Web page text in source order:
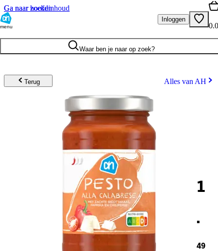
Ga naar hoofdinhoud
Ga naar zoeken
menu
Inloggen
Waar ben je naar op zoek?
Terug Alles van AH
1
.
49